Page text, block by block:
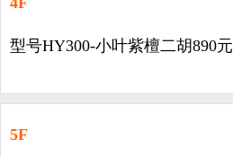
型号HY300-小叶紫檀二胡890元
5F